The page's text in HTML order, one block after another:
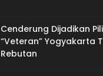
Cenderung Dijadikan
“Veteran” Yogyakarta
Rebutan